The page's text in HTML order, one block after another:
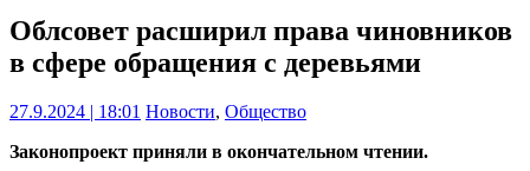
Облсовет расширил права чиновников
в сфере обращения с деревьями
27.9.2024 | 18:01 Новости, Общество
Законопроект приняли в окончательном чтении.